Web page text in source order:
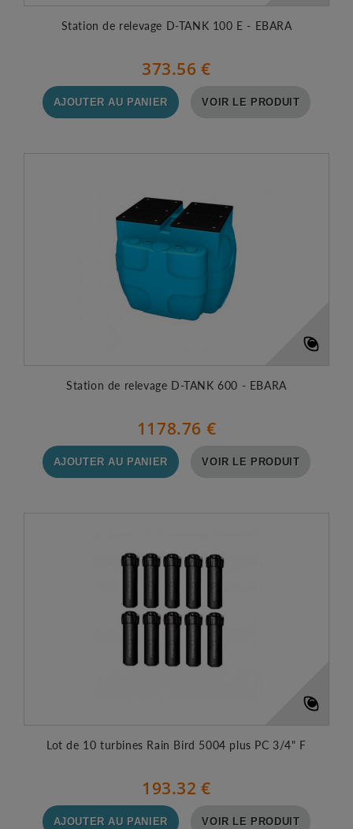
Station de relevage D-TANK 100 E - EBARA
373.56 €
AJOUTER AU PANIER VOIR LE PRODUIT
Station de relevage D-TANK 600 - EBARA
1178.76 €
AJOUTER AU PANIER VOIR LE PRODUIT
Lot de 10 turbines Rain Bird 5004 plus PC 3/4" F
193.32 €
AJOUTER AU PANIER VOIR LE PRODUIT